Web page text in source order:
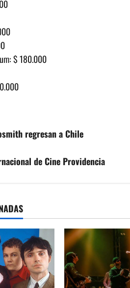
$ 180.000
regresan a Chile
de Cine Providencia